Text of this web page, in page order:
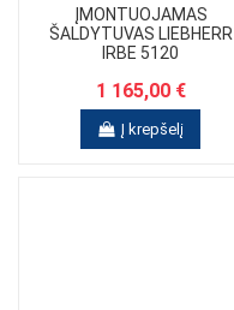
ĮMONTUOJAMAS
ŠALDYTUVAS LIEBHERR
IRBE 5120
1 165,00 €
Į krepšelį